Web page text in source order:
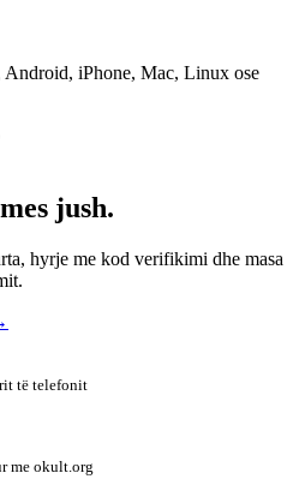
Android, iPhone, Mac, Linux ose
jush.
hyrje me kod verifikimi dhe masa
të telefonit
me okult.org